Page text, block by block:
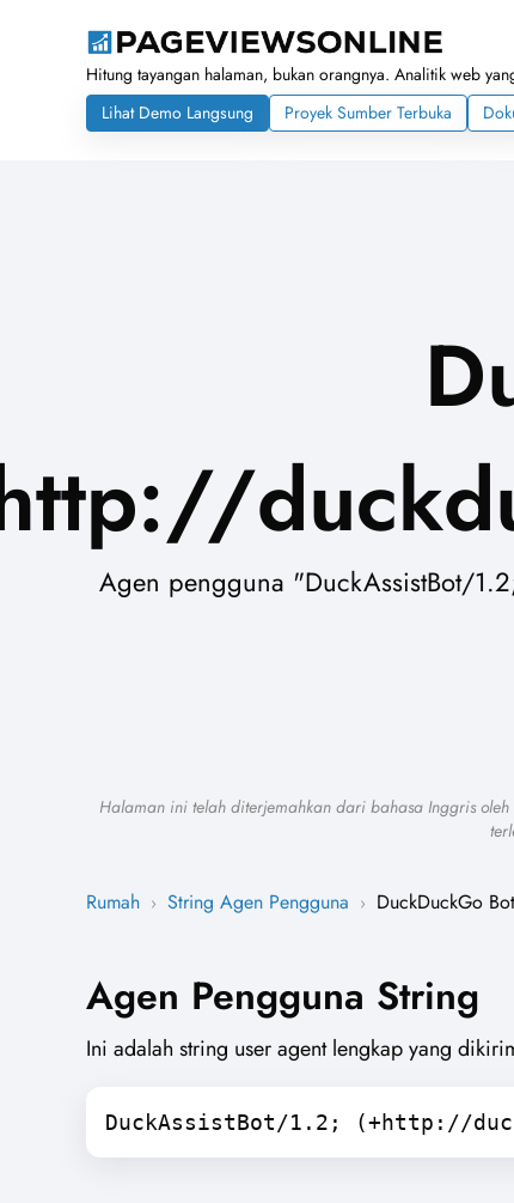
Hitung tayangan halaman, bukan orangnya. Analitik web
Lihat Demo Langsung
Proyek Sumber Terbuka
Agen pengguna "DuckAssistBot/
Halaman ini telah diterjemahkan dari bahasa Inggris
Rumah › String Agen Pengguna › DuckDuckGo Bot
Agen Pengguna String
Ini adalah string user agent lengkap yang
DuckAssistBot/1.2; (+http://